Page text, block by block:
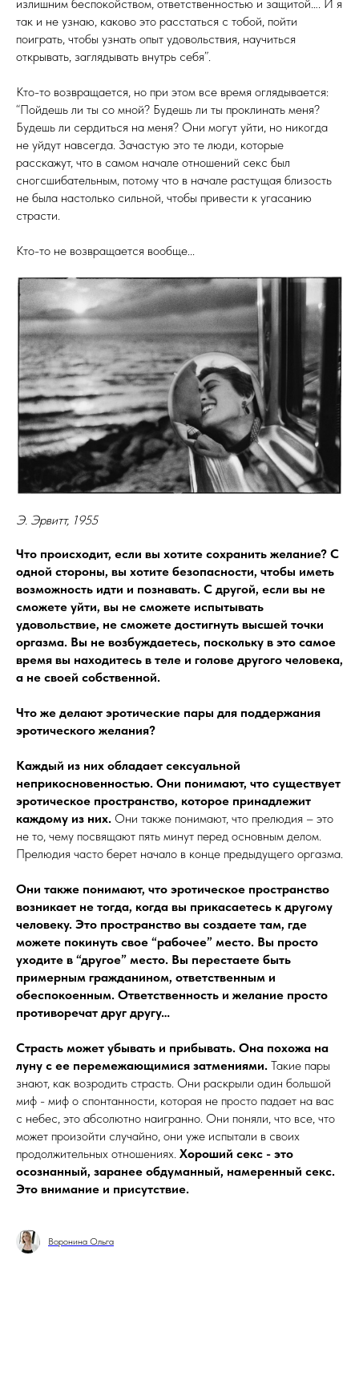
излишним беспокойством, ответственностью и защитой…. И я
так и не узнаю, каково это расстаться с тобой, пойти
поиграть, чтобы узнать опыт удовольствия, научиться
открывать, заглядывать внутрь себя”.
Кто-то возвращается, но при этом все время оглядывается:
“Пойдешь ли ты со мной? Будешь ли ты проклинать меня?
Будешь ли сердиться на меня? Они могут уйти, но никогда
не уйдут навсегда. Зачастую это те люди, которые
расскажут, что в самом начале отношений секс был
сногсшибательным, потому что в начале растущая близость
не была настолько сильной, чтобы привести к угасанию
страсти.
Кто-то не возвращается вообще...
Э. Эрвитт, 1955
Что происходит, если вы хотите сохранить желание? С
одной стороны, вы хотите безопасности, чтобы иметь
возможность идти и познавать. С другой, если вы не
сможете уйти, вы не сможете испытывать
удовольствие, не сможете достигнуть высшей точки
оргазма. Вы не возбуждаетесь, поскольку в это самое
время вы находитесь в теле и голове другого человека,
а не своей собственной.
Что же делают эротические пары для поддержания
эротического желания?
Каждый из них обладает сексуальной
неприкосновенностью. Они понимают, что существует
эротическое пространство, которое принадлежит
каждому из них. Они также понимают, что прелюдия – это
не то, чему посвящают пять минут перед основным делом.
Прелюдия часто берет начало в конце предыдущего оргазма.
Они также понимают, что эротическое пространство
возникает не тогда, когда вы прикасаетесь к другому
человеку. Это пространство вы создаете там, где
можете покинуть свое “рабочее” место. Вы просто
уходите в “другое” место. Вы перестаете быть
примерным гражданином, ответственным и
обеспокоенным. Ответственность и желание просто
противоречат друг другу…
Страсть может убывать и прибывать. Она похожа на
луну с ее перемежающимися затмениями. Такие пары
знают, как возродить страсть. Они раскрыли один большой
миф - миф о спонтанности, которая не просто падает на вас
с небес, это абсолютно наигранно. Они поняли, что все, что
может произойти случайно, они уже испытали в своих
продолжительных отношениях. Хороший секс - это
осознанный, заранее обдуманный, намеренный секс.
Это внимание и присутствие.
Воронина Ольга